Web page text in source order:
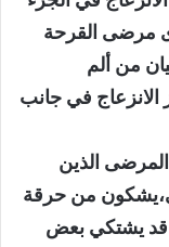
مرضى القرحة
من ألم
في جانب
الذين
من حرقة
يشتكي بعض